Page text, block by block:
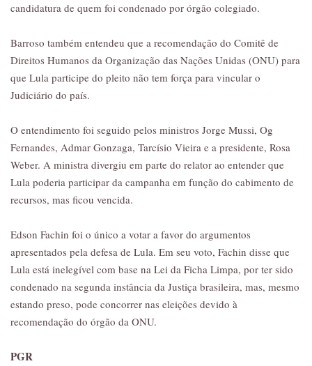
candidatura de quem foi condenado por órgão colegiado.
Barroso também entendeu que a recomendação do Comitê de
Direitos Humanos da Organização das Nações Unidas (ONU) para
que Lula participe do pleito não tem força para vincular o
Judiciário do país.
O entendimento foi seguido pelos ministros Jorge Mussi, Og
Fernandes, Admar Gonzaga, Tarcísio Vieira e a presidente, Rosa
Weber. A ministra divergiu em parte do relator ao entender que
Lula poderia participar da campanha em função do cabimento de
recursos, mas ficou vencida.
Edson Fachin foi o único a votar a favor do argumentos
apresentados pela defesa de Lula. Em seu voto, Fachin disse que
Lula está inelegível com base na Lei da Ficha Limpa, por ter sido
condenado na segunda instância da Justiça brasileira, mas, mesmo
estando preso, pode concorrer nas eleições devido à
recomendação do órgão da ONU.
PGR